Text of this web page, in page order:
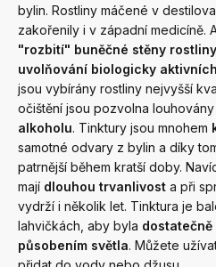
bylin. Rostliny máčené v
zakořenily i v západní medicíně.
"rozbití" buněčné stěny rostliny
uvolňování biologicky
jsou vybírány rostliny nejvyšší
očištění jsou pozvolna
alkoholu. Tinktury jsou mnohem
samotné odvary z bylin a díky
patrnější během kratší doby.
mají dlouhou trvanlivost a při
vydrží i několik let. Tinktura je
lahvičkách, aby byla
působením světla. Můžete